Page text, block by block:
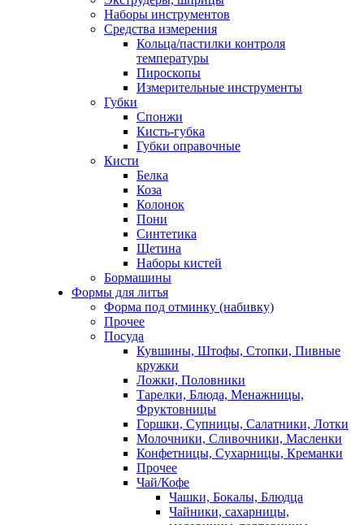
Наборы инструментов
Средства измерения
Кольца/пастилки контроля
температуры
Пироскопы
Измерительные инструменты
Губки
Спонжи
Кисть-губка
Губки оправочные
Кисти
Белка
Коза
Колонок
Пони
Синтетика
Щетина
Наборы кистей
Бормашины
Формы для литья
Форма под отминку (набивку)
Прочее
Посуда
Кувшины, Штофы, Стопки, Пивные
кружки
Ложки, Половники
Тарелки, Блюда, Менажницы,
Фруктовницы
Горшки, Супницы, Салатники, Лотки
Молочники, Сливочники, Масленки
Конфетницы, Сухарницы, Креманки
Прочее
Чай/Кофе
Чашки, Бокалы, Блюдца
Чайники, сахарницы,